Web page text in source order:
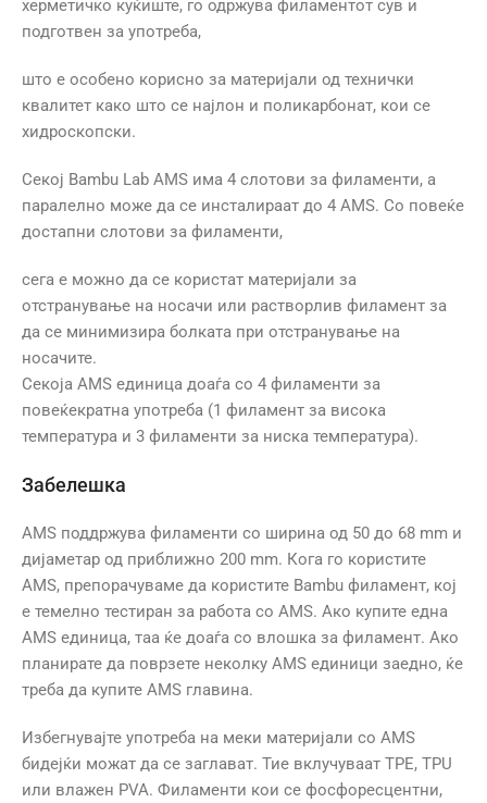
херметичко куќиште, го одржува филаментот сув и
подготвен за употреба,
што е особено корисно за материјали од технички
квалитет како што се најлон и поликарбонат, кои се
хидроскопски.
Секој Bambu Lab AMS има 4 слотови за филаменти, а
паралелно може да се инсталираат до 4 AMS. Со повеќе
достапни слотови за филаменти,
сега е можно да се користат материјали за
отстранување на носачи или растворлив филамент за
да се минимизира болката при отстранување на
носачите.
Секоја AMS единица доаѓа со 4 филаменти за
повеќекратна употреба (1 филамент за висока
температура и 3 филаменти за ниска температура).
Забелешка
AMS поддржува филаменти со ширина од 50 до 68 mm и
дијаметар од приближно 200 mm. Кога го користите
AMS, препорачуваме да користите Bambu филамент, кој
е темелно тестиран за работа со AMS. Ако купите една
AMS единица, таа ќе доаѓа со влошка за филамент. Ако
планирате да поврзете неколку AMS единици заедно, ќе
треба да купите AMS главина.
Избегнувајте употреба на меки материјали со AMS
бидејќи можат да се заглават. Тие вклучуваат TPE, TPU
или влажен PVA. Филаменти кои се фосфоресцентни,